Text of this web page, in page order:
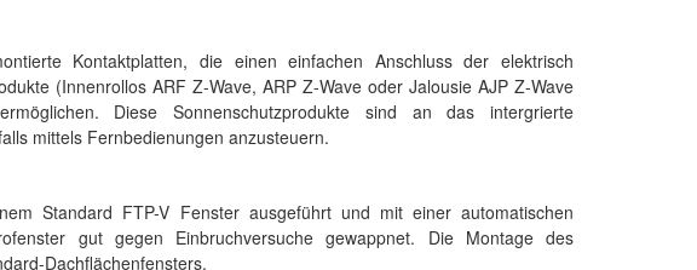
Kontaktplatten, die einen einfachen Anschluss der elektrisch
(Innenrollos ARF Z-Wave, ARP Z-Wave oder Jalousie AJP Z-Wave
Diese Sonnenschutzprodukte sind an das intergrierte
mittels Fernbedienungen anzusteuern.
Standard FTP-V Fenster ausgeführt und mit einer automatischen
gut gegen Einbruchversuche gewappnet. Die Montage des
Dachflächenfensters.